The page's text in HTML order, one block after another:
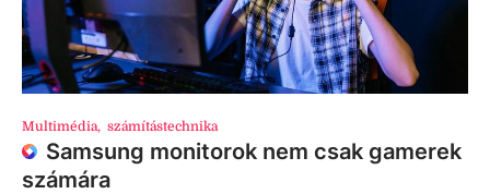
Multimédia, számítástechnika
Samsung monitorok nem csak gamerek
számára